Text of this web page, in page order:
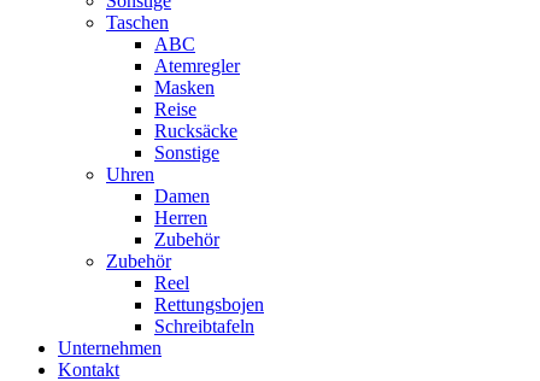
Taschen
ABC
Atemregler
Masken
Reise
Rucksäcke
Sonstige
Uhren
Damen
Herren
Zubehör
Zubehör
Reel
Rettungsbojen
Schreibtafeln
Unternehmen
Kontakt